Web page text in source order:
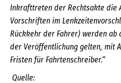
Inkrafttreten der Rechtsakte die
Vorschriften im
Rückkehr der Fahrer) werden ab
der Veröffentlichung gelten, mit
Fristen für Fahrtenschreiber.“
Quelle: